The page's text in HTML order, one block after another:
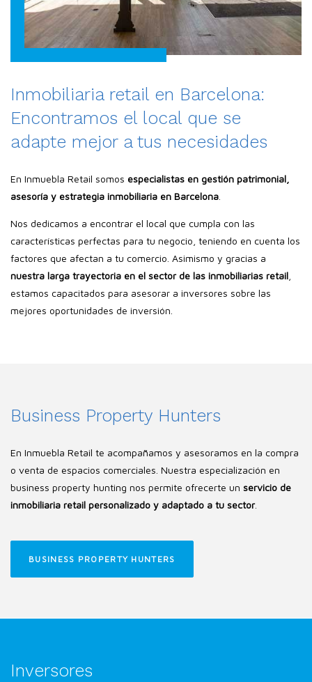
Inmobiliaria retail en Barcelona:
Encontramos el local que se
adapte mejor a tus necesidades
En Inmuebla Retail somos especialistas en gestión patrimonial,
asesoría y estrategia inmobiliaria en Barcelona
Nos dedicamos a encontrar el local que cumpla con las
características perfectas para tu negocio, teniendo en cuenta los
factores que afectan a tu comercio. Asimismo y gracias a
nuestra larga trayectoria en el sector de las inmobiliarias retail
estamos capacitados para asesorar a inversores sobre las
mejores oportunidades de inversión.
Business Property Hunters
En Inmuebla Retail te acompañamos y asesoramos en la compra
o venta de espacios comerciales. Nuestra especialización en
business property hunting nos permite ofrecerte un servicio de
inmobiliaria retail personalizado y adaptado a tu sector.
BUSINESS PROPERTY HUNTERS
Inversores